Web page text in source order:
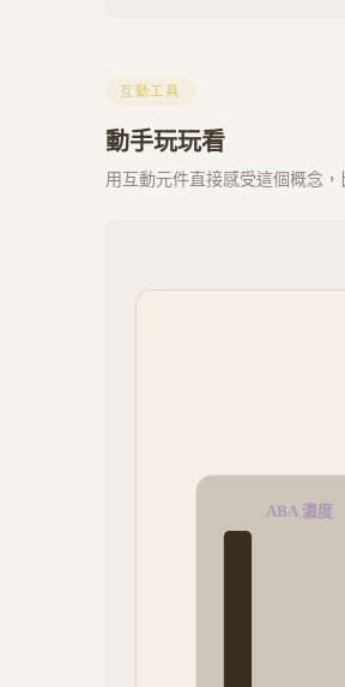
互動工具
動手玩玩看
用互動元件直接感受這個概念
ABA 濃度